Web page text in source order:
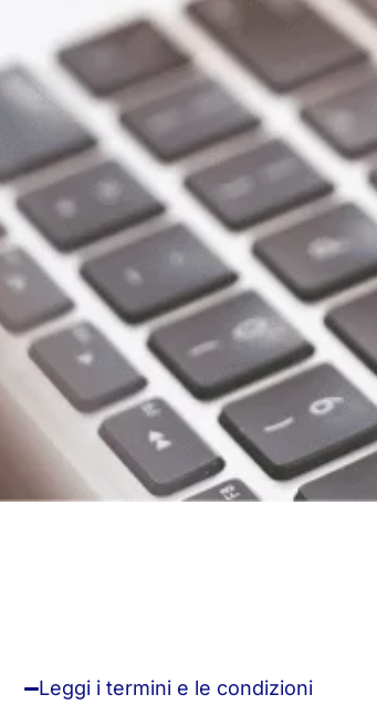
Leggi i termini e le condizioni